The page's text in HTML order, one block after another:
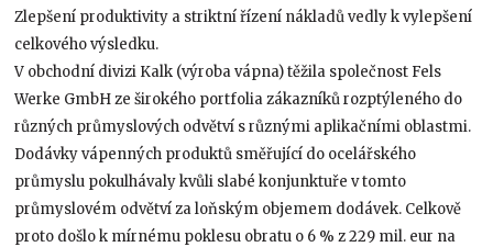
Zlepšení produktivity a striktní řízení nákladů vedly k vylepšení
celkového výsledku.
V obchodní divizi Kalk (výroba vápna) těžila společnost Fels
Werke GmbH ze širokého portfolia zákazníků rozptýleného do
různých průmyslových odvětví s různými aplikačními oblastmi.
Dodávky vápenných produktů směřující do ocelářského
průmyslu pokulhávaly kvůli slabé konjunktuře v tomto
průmyslovém odvětví za loňským objemem dodávek. Celkově
proto došlo k mírnému poklesu obratu o 6 % z 229 mil. eur na